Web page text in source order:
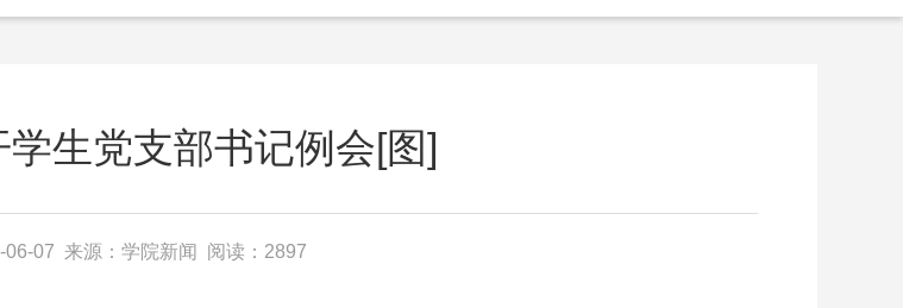
生党支部书记例会[图]
06-07 来源：学院新闻 阅读：2897